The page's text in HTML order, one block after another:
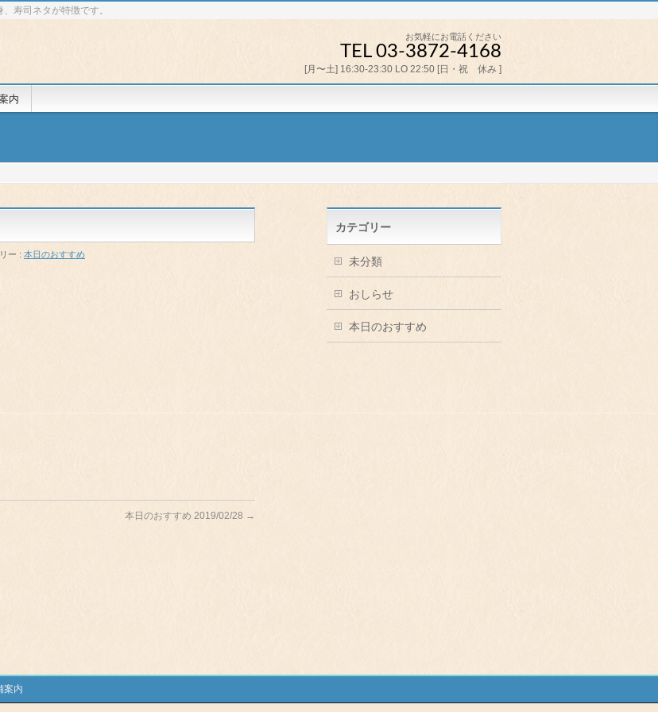
寿司ネタが特徴です。
お気軽にお電話ください
TEL 03-3872-4168
[月〜土] 16:30-23:30 LO 22:50 [日・祝 休み ]
内
ー : 本日のおすすめ
本日のおすすめ 2019/02/28 →
カテゴリー
未分類
おしらせ
本日のおすすめ
案内